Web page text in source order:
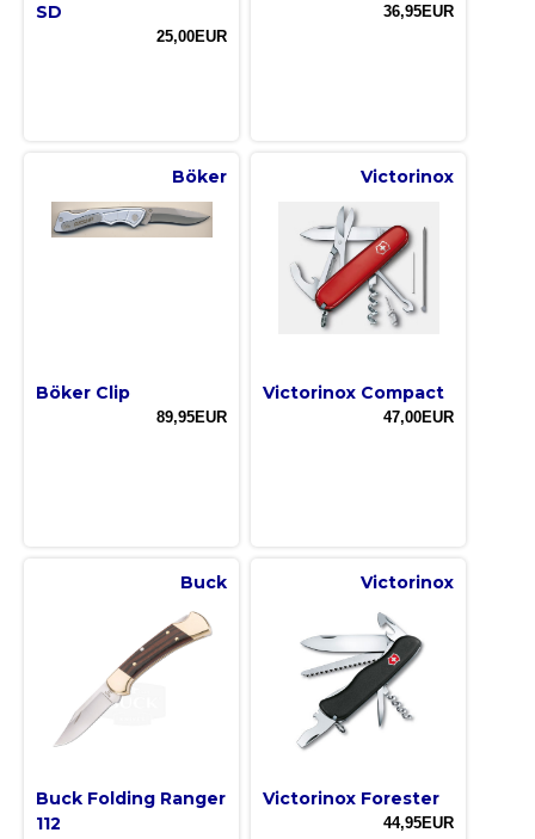
SD
25,00EUR
36,95EUR
Böker
Böker Clip
89,95EUR
Victorinox
Victorinox Compact
47,00EUR
Buck
Buck Folding Ranger
112
Victorinox
Victorinox Forester
44,95EUR